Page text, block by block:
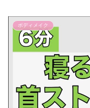
ボディメイク